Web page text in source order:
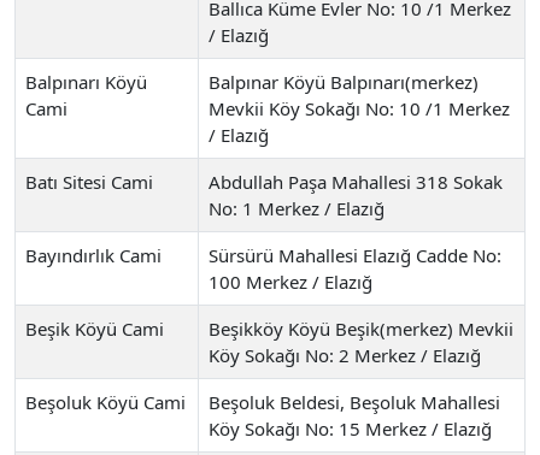
Ballıca Küme Evler No: 10 /1 Merkez
/ Elazığ
Balpınarı Köyü
Cami
Balpınar Köyü Balpınarı(merkez)
Mevkii Köy Sokağı No: 10 /1 Merkez
/ Elazığ
Batı Sitesi Cami
Abdullah Paşa Mahallesi 318 Sokak
No: 1 Merkez / Elazığ
Bayındırlık Cami
Sürsürü Mahallesi Elazığ Cadde No:
100 Merkez / Elazığ
Beşik Köyü Cami
Beşikköy Köyü Beşik(merkez) Mevkii
Köy Sokağı No: 2 Merkez / Elazığ
Beşoluk Köyü Cami
Beşoluk Beldesi, Beşoluk Mahallesi
Köy Sokağı No: 15 Merkez / Elazığ